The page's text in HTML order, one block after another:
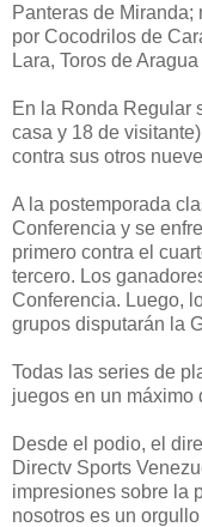
Panteras de Miranda;
por Cocodrilos de
Lara, Toros de
En la Ronda Regular
casa y 18 de
contra sus otros
A la postemporada
Conferencia y se
primero contra el
tercero. Los
Conferencia. Luego,
grupos disputarán la
Todas las series de
juegos en un máximo
Desde el podio, el
Directv Sports
impresiones sobre la
nosotros es un